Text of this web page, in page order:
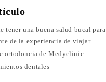
tener una buena salud bucal para
de la experiencia de viajar
ortodoncia de Medyclinic
dentales